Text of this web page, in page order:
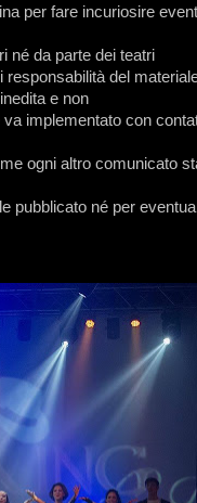
per fare incuriosire
né da parte dei teatri
del
e non
implementato con
ogni altro comunicato
pubblicato né per